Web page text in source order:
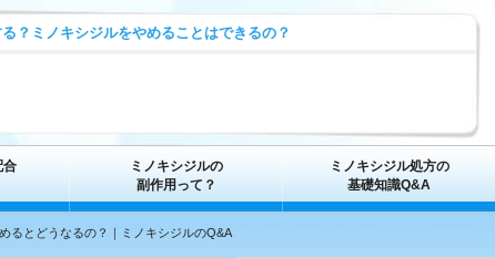
？ミノキシジルをやめることはできるの？
合
ミノキシジルの
副作用って？
ミノキシジル処方の
基礎知識Q&A
るとどうなるの？｜ミノキシジルのQ&A